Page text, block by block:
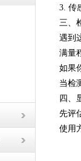
3. 传
三、
遇到
满量
如果
当检
四、
先评
使用